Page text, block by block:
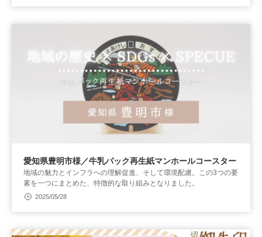
愛知県豊明市様／牛乳パック再生紙マンホールコースター
地域の魅力とインフラへの理解促進、そして環境配慮。この3つの要
素を一つにまとめた、特徴的な取り組みとなりました。
2025/05/28